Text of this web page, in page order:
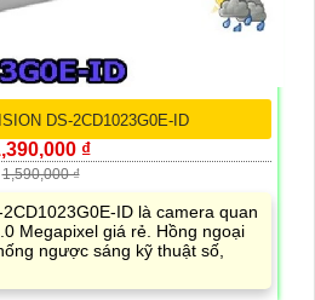
DS-2CD1023G0E-ID
₫
1,590,000 ₫
ID là camera quan
Megapixel giá rẻ. Hồng ngoại
ngược sáng kỹ thuật số,